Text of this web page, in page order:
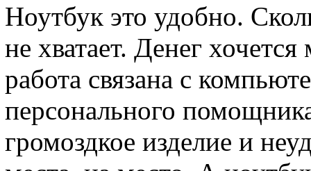
Ноутбук это удобно.
не хватает. Денег
работа связана с
персонального
громоздкое изделие и